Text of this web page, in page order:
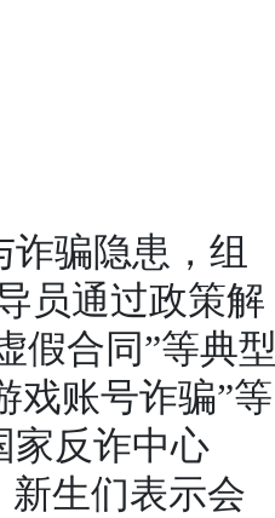
骗隐患，组
员通过政策解
假合同”等典型
戏账号诈骗”等
家反诈中心
新生们表示会